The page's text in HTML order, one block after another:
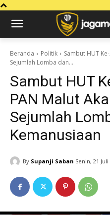
Beranda Politik
Sambut HUT
Sejumlah Lomba dan...
Sambut HUT
PAN Malut
Sejumlah
Kemanusiaan
By Supanji Saban Senin, 21 Juli